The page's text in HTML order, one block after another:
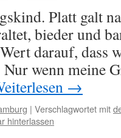
Platt galt
bieder und
darauf, dass
wenn meine
→
| Verschlagwortet mit
hinterlassen